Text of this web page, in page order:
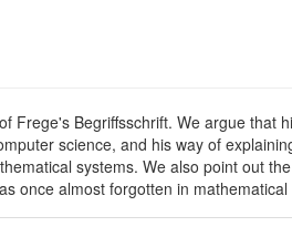
Frege's Begriffsschrift. We argue that
science, and his way of
systems. We also point out
once almost forgotten in mathematical